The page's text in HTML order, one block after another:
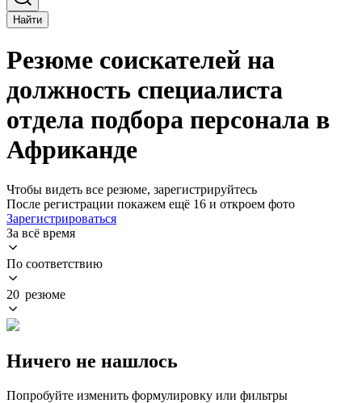
Найти
Резюме соискателей на
должность специалиста
отдела подбора персонала в
Африканде
Чтобы видеть все резюме, зарегистрируйтесь
После регистрации покажем ещё 16 и откроем фото
Зарегистрироваться
За всё время
По соответствию
20 резюме
Ничего не нашлось
Попробуйте изменить формулировку или фильтры